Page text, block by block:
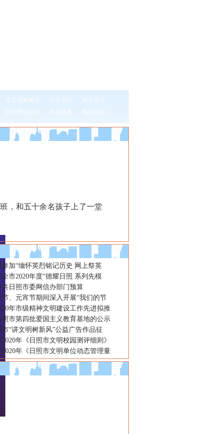
讲文明树新风 日出初光
城市名片
文明单位展示
志愿服务 我要投稿
，和五十余名孩子上了一堂
参加“缅怀英烈铭记历史 网上祭英
全市2020年度“德耀日照 系列先模
共日照市委网信办部门预算
节、元宵节期间深入开展“我们的节
年市级精神文明建设工作先进拟推
照市第四批爱国主义教育基地的公示
市“讲文明树新风”公益广告作品征
年《日照市文明校园测评细则》
2020年《日照市文明单位动态管理量